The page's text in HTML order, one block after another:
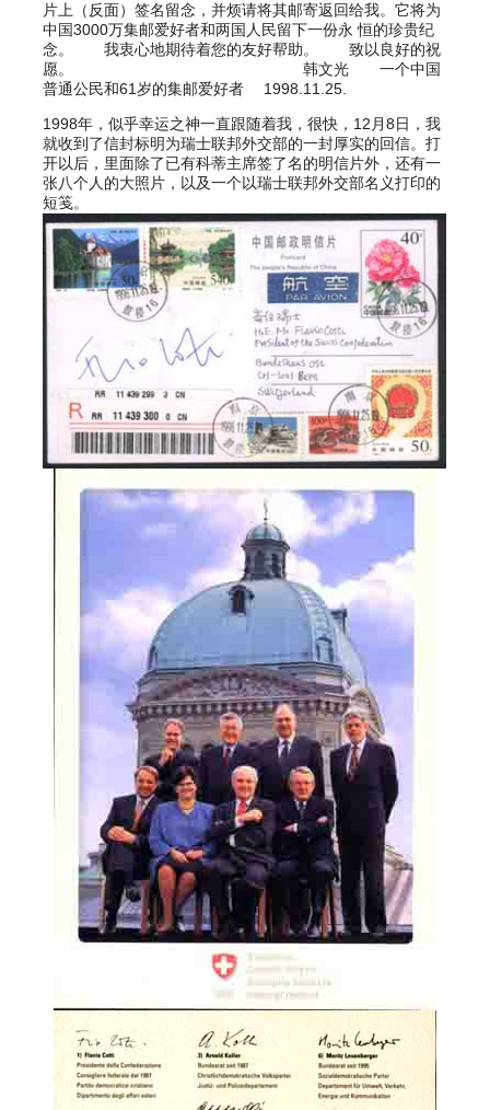
片上（反面）签名留念，并烦请将其邮寄返回给我。它将为
中国3000万集邮爱好者和两国人民留下一份永 恒的珍贵纪
念。 我衷心地期待着您的友好帮助。 致以良好的祝
愿。 韩文光 一个中国
普通公民和61岁的集邮爱好者 1998.11.25.
1998年，似乎幸运之神一直跟随着我，很快，12月8日，我
就收到了信封标明为瑞士联邦外交部的一封厚实的回信。打
开以后，里面除了已有科蒂主席签了名的明信片外，还有一
张八个人的大照片，以及一个以瑞士联邦外交部名义打印的
短笺。